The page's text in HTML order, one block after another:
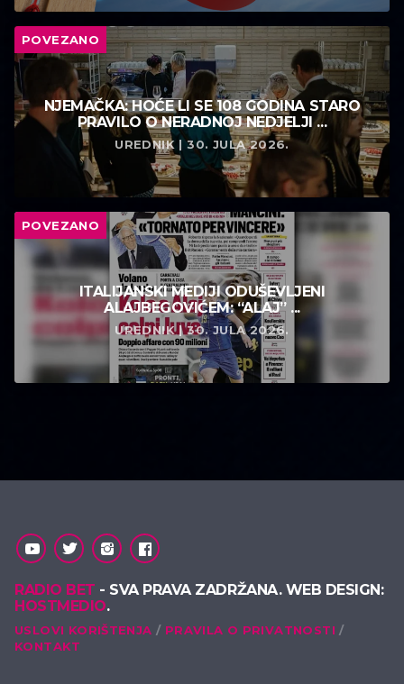
POVEZANO
NJEMAČKA: HOĆE LI SE 108 GODINA STARO
PRAVILO O NERADNOJ NEDJELJI ...
UREDNIK | 30. JULA 2026.
POVEZANO
ITALIJANSKI MEDIJI ODUŠEVLJENI
ALAJBEGOVIĆEM: “ALAJ” ...
UREDNIK | 30. JULA 2026.
RADIO BET - SVA PRAVA ZADRŽANA. WEB DESIGN:
HOSTMEDIO.
USLOVI KORIŠTENJA
PRAVILA O PRIVATNOSTI
KONTAKT